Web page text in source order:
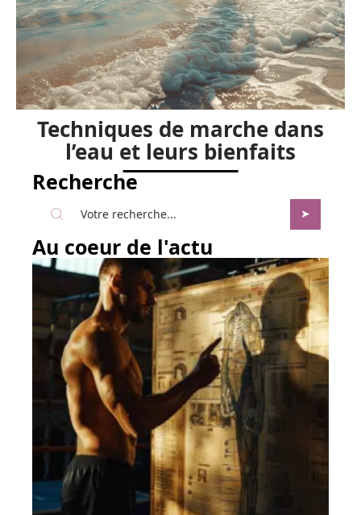
Techniques de marche dans
l’eau et leurs bienfaits
Recherche
Au coeur de l'actu